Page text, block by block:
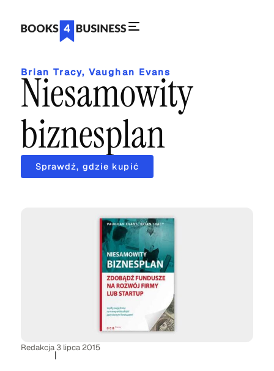
Brian Tracy,Vaughan Evans
Niesamowity
biznesplan
Sprawdź, gdzie kupić
Redakcja 3 lipca 2015